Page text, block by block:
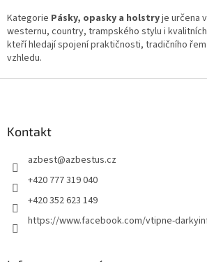
Kategorie Pásky, opasky a holstryje určena
westernu, country, trampského stylu i
kteří hledají spojení praktičnosti, tradičního
vzhledu.
Kontakt
azbest@azbestus.cz
+420 777 319 040
+420 352 623 149
https://www.facebook.com/vtipne-